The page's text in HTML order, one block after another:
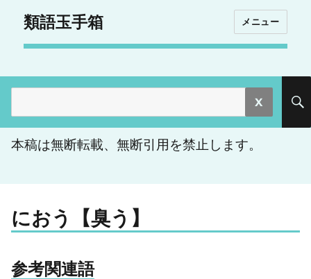
類語玉手箱 メニュー
索:
本稿は無断転載、無断引用を禁止します。
におう【臭う】
参考関連語